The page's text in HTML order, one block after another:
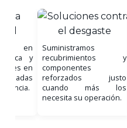
en
y
en
Suministramos
recubrimientos y
componentes
reforzados justo
cuando más los
necesita su operación.